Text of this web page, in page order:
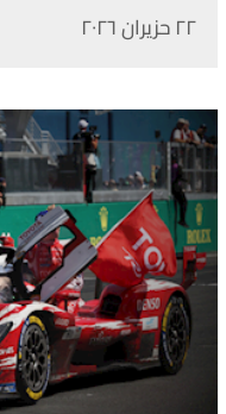
بتحقيق الحياد الكربوني.
٢٢ حزيران ٢٠٢٦